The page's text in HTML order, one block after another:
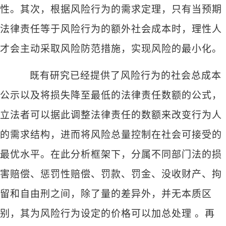
性。其次，根据风险行为的需求定理，只有当预期
法律责任等于风险行为的额外社会成本时，理性人
才会主动采取风险防范措施，实现风险的最小化。
既有研究已经提供了风险行为的社会总成本
公示以及将损失降至最低的法律责任数额的公式，
立法者可以据此调整法律责任的数额来改变行为人
的需求结构，进而将风险总量控制在社会可接受的
最优水平。在此分析框架下，分属不同部门法的损
害赔偿、惩罚性赔偿、罚款、罚金、没收财产、拘
留和自由刑之间，除了量的差异外，并无本质区
别，其为风险行为设定的价格可以加总处理 。再